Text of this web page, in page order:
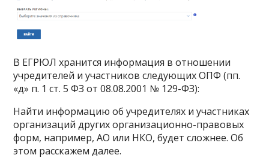
В ЕГРЮЛ хранится информация в отношении
учредителей и участников следующих ОПФ (пп.
«д» п. 1 ст. 5 ФЗ от 08.08.2001 № 129-ФЗ):
Найти информацию об учредителях и участниках
организаций других организационно-правовых
форм, например, АО или НКО, будет сложнее. Об
этом расскажем далее.